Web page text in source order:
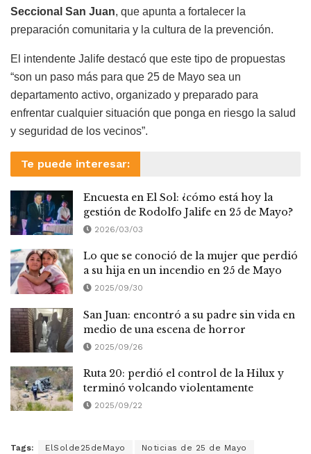
Seccional San Juan, que apunta a fortalecer la
preparación comunitaria y la cultura de la prevención.
El intendente Jalife destacó que este tipo de propuestas
“son un paso más para que 25 de Mayo sea un
departamento activo, organizado y preparado para
enfrentar cualquier situación que ponga en riesgo la salud
y seguridad de los vecinos”.
Te puede interesar:
Encuesta en El Sol: ¿cómo está hoy la
gestión de Rodolfo Jalife en 25 de Mayo?
2026/03/03
Lo que se conoció de la mujer que perdió
a su hija en un incendio en 25 de Mayo
2025/09/30
San Juan: encontró a su padre sin vida en
medio de una escena de horror
2025/09/26
Ruta 20: perdió el control de la Hilux y
terminó volcando violentamente
2025/09/22
Tags: ElSolde25deMayo Noticias de 25 de Mayo